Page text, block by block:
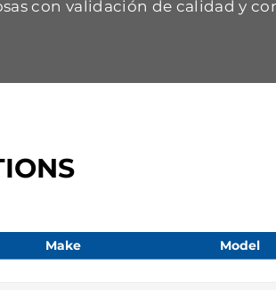
con validación de calidad y
Make Model